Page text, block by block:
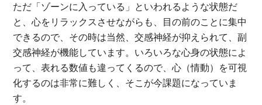
ただ「ゾーンに入っている」といわれるような状態だ
と、心をリラックスさせながらも、目の前のことに集中
できるので、その時は当然、交感神経が抑えられて、副
交感神経が機能しています。いろいろな心身の状態によ
って、表れる数値も違ってくるので、心（情動）を可視
化するのは非常に難しく、そこが今課題になっていま
す。